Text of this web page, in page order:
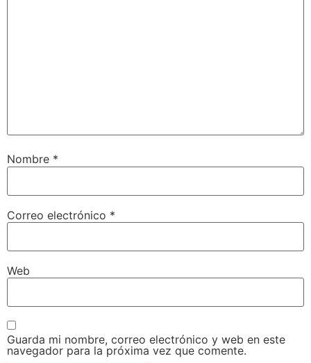
Nombre *
Correo electrónico *
Web
Guarda mi nombre, correo electrónico y web en este
navegador para la próxima vez que comente.